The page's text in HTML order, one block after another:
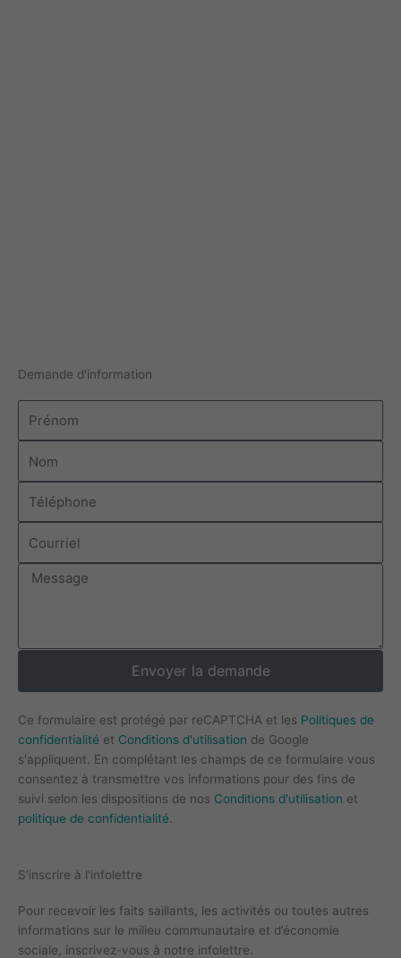
Demande d'information
Message
Envoyer la demande
Ce formulaire est protégé par reCAPTCHA et les Politiques de
confidentialité et Conditions d'utilisation de Google
s'appliquent. En complétant les champs de ce formulaire vous
consentez à transmettre vos informations pour des fins de
suivi selon les dispositions de nos Conditions d'utilisation et
politique de confidentialité
S'inscrire à l'infolettre
Pour recevoir les faits saillants, les activités ou toutes autres
informations sur le milieu communautaire et d’économie
sociale, inscrivez-vous à notre infolettre.